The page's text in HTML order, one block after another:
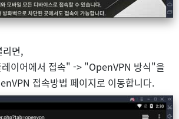
면,
이어에서 접속" -> "OpenVPN 방식"을
접속방법 페이지로 이동합니다.